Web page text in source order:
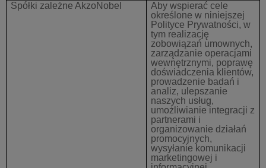
Spółki zależne AkzoNobel
Aby wspierać cele
określone w niniejszej
Polityce Prywatności, w
tym realizację
zobowiązań umownych,
zarządzanie operacjami
wewnętrznymi, poprawę
doświadczenia klientów,
prowadzenie badań i
analiz, ulepszanie
naszych usług,
umożliwianie integracji z
partnerami i
organizowanie działań
promocyjnych,
wysyłanie komunikacji
marketingowej i